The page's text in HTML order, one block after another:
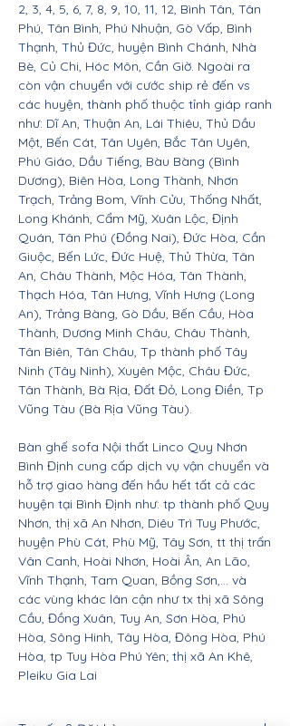
2, 3, 4, 5, 6, 7, 8, 9, 10, 11, 12, Bình Tân, Tân
Phú, Tân Bình, Phú Nhuận, Gò Vấp, Bình
Thạnh, Thủ Đức, huyện Bình Chánh, Nhà
Bè, Củ Chi, Hóc Môn, Cần Giờ. Ngoài ra
còn vận chuyển với cước ship rẻ đến vs
các huyện, thành phố thuộc tỉnh giáp ranh
như: Dĩ An, Thuận An, Lái Thiêu, Thủ Dầu
Một, Bến Cát, Tân Uyên, Bắc Tân Uyên,
Phú Giáo, Dầu Tiếng, Bàu Bàng (Bình
Dương), Biên Hòa, Long Thành, Nhơn
Trạch, Trảng Bom, Vĩnh Cửu, Thống Nhất,
Long Khánh, Cẩm Mỹ, Xuân Lộc, Định
Quán, Tân Phú (Đồng Nai), Đức Hòa, Cần
Giuộc, Bến Lức, Đức Huệ, Thủ Thừa, Tân
An, Châu Thành, Mộc Hóa, Tân Thành,
Thạch Hóa, Tân Hưng, Vĩnh Hưng (Long
An), Trảng Bàng, Gò Dầu, Bến Cầu, Hòa
Thành, Dương Minh Châu, Châu Thành,
Tân Biên, Tân Châu, Tp thành phố Tây
Ninh (Tây Ninh), Xuyên Mộc, Châu Đức,
Tân Thành, Bà Rịa, Đất Đỏ, Long Điền, Tp
Vũng Tàu (Bà Rịa Vũng Tàu).
Bàn ghế sofa Nội thất Linco Quy Nhơn
Bình Định cung cấp dịch vụ vận chuyển và
hỗ trợ giao hàng đến hầu hết tất cả các
huyện tại Bình Định như: tp thành phố Quy
Nhơn, thị xã An Nhơn, Diêu Trì Tuy Phước,
huyện Phù Cát, Phù Mỹ, Tây Sơn, tt thị trấn
Vân Canh, Hoài Nhơn, Hoài Ân, An Lão,
Vĩnh Thạnh, Tam Quan, Bồng Sơn,... và
các vùng khác lân cận như tx thị xã Sông
Cầu, Đồng Xuân, Tuy An, Sơn Hòa, Phú
Hòa, Sông Hinh, Tây Hòa, Đông Hòa, Phú
Hòa, tp Tuy Hòa Phú Yên; thị xã An Khê,
Pleiku Gia Lai